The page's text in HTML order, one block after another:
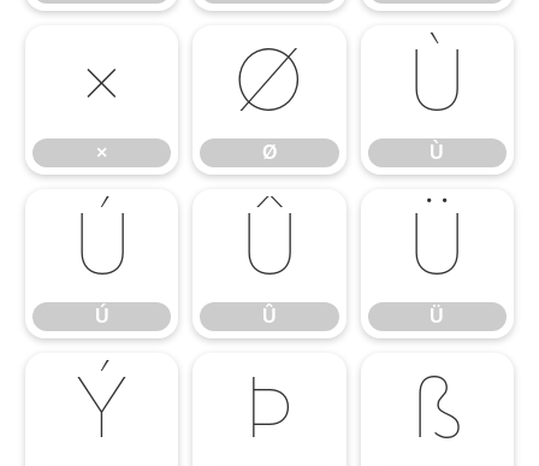
×
×
Ø
Ø
Ù
Ù
Ú
Ú
Û
Û
Ü
Ü
Ý Þ ß